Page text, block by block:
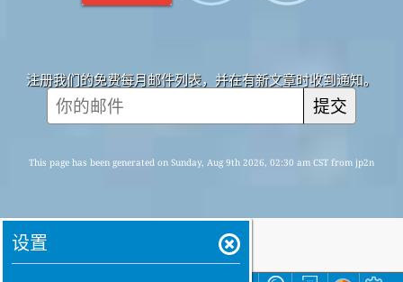
注册我们的免费每月邮件列表，并在有新文章时收到通知。
提交
This page has been generated on Sunday, Aug 9th 2026, 02:30 am CST from jp2n
设置